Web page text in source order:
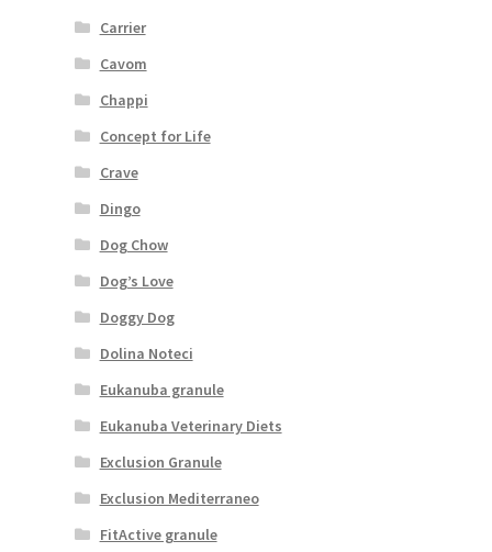
Carrier
Cavom
Chappi
Concept for Life
Crave
Dingo
Dog Chow
Dog’s Love
Doggy Dog
Dolina Noteci
Eukanuba granule
Eukanuba Veterinary Diets
Exclusion Granule
Exclusion Mediterraneo
FitActive granule